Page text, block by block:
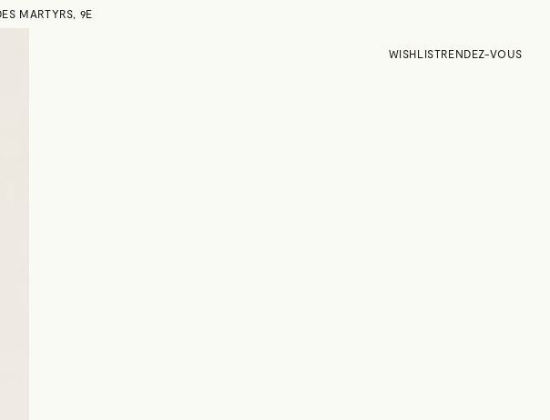
MARTYRS, 9E
WISHLISTRENDEZ-VOUS